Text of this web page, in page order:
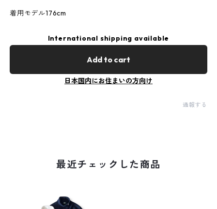
着用モデル176cm
International shipping available
Add to cart
日本国内にお住まいの方向け
通報する
最近チェックした商品